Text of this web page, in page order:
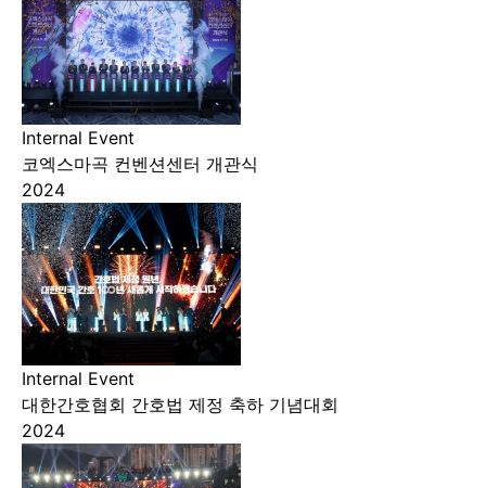
Internal Event
코엑스마곡 컨벤션센터 개관식
2024
Internal Event
대한간호협회 간호법 제정 축하 기념대회
2024